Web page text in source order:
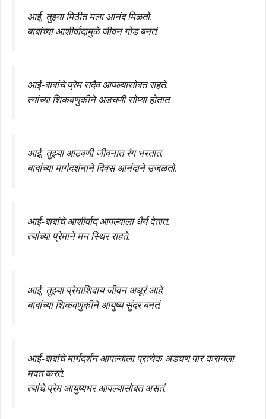
आई, तुझ्या मिठीत मला आनंद मिळतो.
बाबांच्या आशीर्वादामुळे जीवन गोड बनतं.
आई-बाबांचे प्रेम सदैव आपल्यासोबत राहते.
त्यांच्या शिकवणुकीने अडचणी सोप्या होतात.
आई, तुझ्या आठवणी जीवनात रंग भरतात.
बाबांच्या मार्गदर्शनाने दिवस आनंदाने उजळतो.
आई-बाबांचे आशीर्वाद आपल्याला धैर्य देतात.
त्यांच्या प्रेमाने मन स्थिर राहते.
आई, तुझ्या प्रेमाशिवाय जीवन अधूरं आहे.
बाबांच्या शिकवणुकीने आयुष्य सुंदर बनतं.
आई-बाबांचे मार्गदर्शन आपल्याला प्रत्येक अडचण पार करायला
मदत करते.
त्यांचे प्रेम आयुष्यभर आपल्यासोबत असतं.